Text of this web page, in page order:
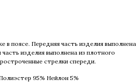
в поясе. Передняя часть изделия выполнена
изделия выполнена из плотного
стрелки спереди.
95% Нейлон 5%